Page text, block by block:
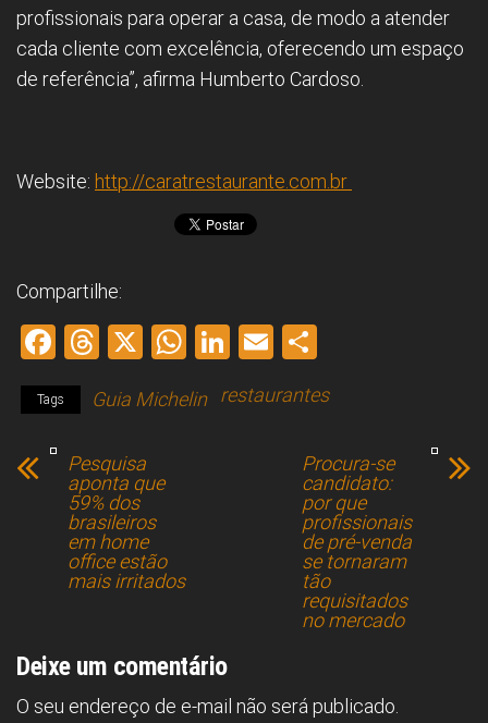
profissionais para operar a casa, de modo a atender
cada cliente com excelência, oferecendo um espaço
de referência”, afirma Humberto Cardoso.
Website: http://caratrestaurante.com.br
Compartilhe:
F
a
ce
b
o
ok
T
e
d
s
X
W
at
Li
e
E
ai ar
Tags Guia Michelin restaurantes
Pesquisa
aponta que
59% dos
brasileiros
em home
office estão
mais irritados
Procura-se
candidato:
por que
profissionais
de pré-venda
se tornaram
tão
requisitados
no mercado
Deixe um comentário
O seu endereço de e-mail não será publicado.